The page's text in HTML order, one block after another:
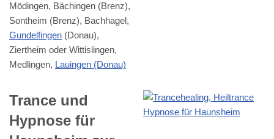
Mödingen, Bächingen (Brenz),
Sontheim (Brenz), Bachhagel,
Gundelfingen (Donau),
Ziertheim oder Wittislingen,
Medlingen, Lauingen (Donau)
Trance und
Hypnose für